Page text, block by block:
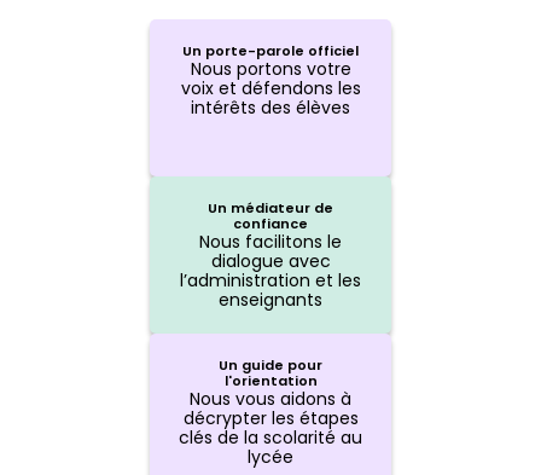
Un porte-parole officiel
Nous portons votre
voix et défendons les
intérêts des élèves
Un médiateur de
confiance
Nous facilitons le
dialogue avec
l’administration et les
enseignants
Un guide pour
l'orientation
Nous vous aidons à
décrypter les étapes
clés de la scolarité au
lycée